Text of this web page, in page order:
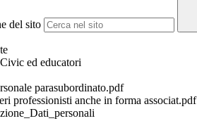
del sito
ed educatori
parasubordinato.pdf
professionisti anche in forma associat.pdf